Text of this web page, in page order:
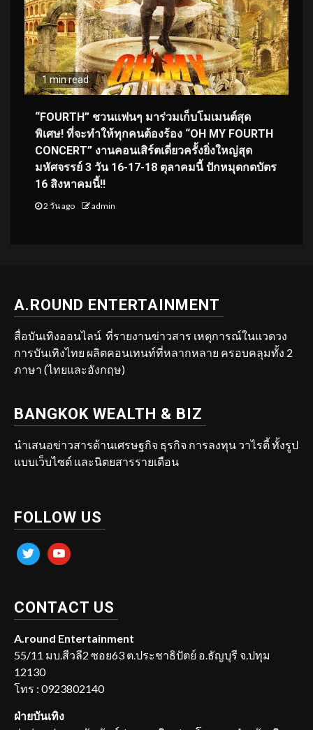
1 min read
“FOURTH” ชวนแฟนๆ มาร่วมเก็บโมเมนต์สุด
พิเศษ! ที่จะทำให้ทุกคนต้องร้อง “OH MY FOURTH
CONCERT” งานคอนเสิร์ตเดี่ยวครั้งยิ่งใหญ่สุด
มหัศจรรย์ 3 วัน 16-17-18 ตุลาคมนี้ ปักหมุดกดบัตร
16 สิงหาคมนี้!!
2 วัน ago admin
A.ROUND ENTERTAINMENT
สื่อบันเทิงออนไลน์ ที่รายงานข่าวสาร เหตุการณ์ในแวดวง
การบันเทิงไทย ผลิตคอนเทนท์ที่หลากหลาย ครอบคลุมทั้ง 2
ภาษา (ไทยและอังกฤษ)
BANGKOK WEALTH & BIZ
นำเสนอข่าวสารด้านเศรษฐกิจ ธุรกิจ การลงทุน วาไรตี้ ทั้งรูป
แบบเว็บไซต์ และนิตยสารรายเดือน
FOLLOW US
twitter youtube
CONTACT US
A.round Entertainment
55/11 มบ.สีวลี2 ซอย63 ต.ประชาธิปัตย์ อ.ธัญบุรี จ.ปทุม
12130
โทร : 0923802140
ฝ่ายบันเทิง